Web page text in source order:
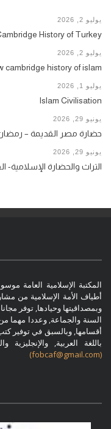
يوليو 2, 2026
History of Turkey
يوليو 2, 2026
cambridge history of islam
يوليو 1, 2026
Islam Civilisation
يونيو 29, 2026
حضارة مصر القديمة –
يونيو 29, 2026
التراث والحضارة الإسلامية-
المكتبة الإسلامية العامة
أطياف الأمة الإسلامية من
وبمصداقيتها وحيادها, توفر
السنة والجماعة, وعددا مهما من
أقسامها, وبالسبق في توفير
باللغة العربية,
(fobcaf@gmail.com)